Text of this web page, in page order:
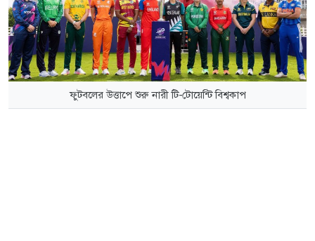
ফুটবলের উত্তাপে শুরু নারী টি-টোয়েন্টি বিশ্বকাপ